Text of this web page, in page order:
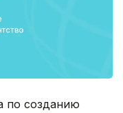
по созданию